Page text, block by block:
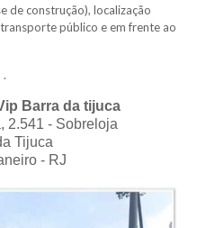
de construção), localização
público e em frente ao
.
Barra da tijuca
2.541 - Sobreloja
Tijuca
- RJ